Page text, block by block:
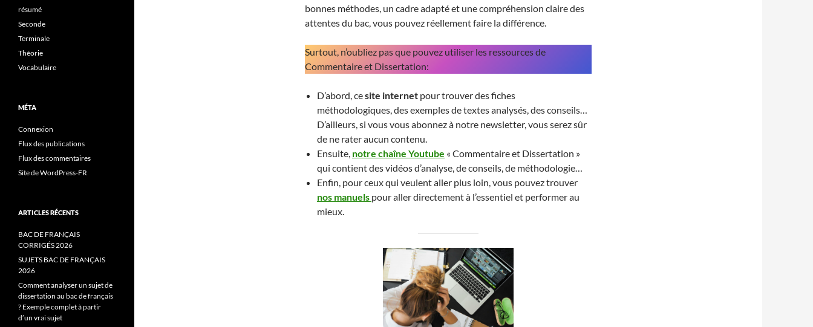
bonnes méthodes, un cadre adapté et une compréhension claire des
attentes du bac, vous pouvez réellement faire la différence.
Surtout, n’oubliez pas que pouvez utiliser les ressources de
Commentaire et Dissertation:
D’abord, cesite internet pour trouver des fiches
méthodologiques, des exemples de textes analysés, des conseils…
D’ailleurs, si vous vous abonnez à notre newsletter, vous serez sûr
de ne rater aucun contenu.
Ensuite, notre chaîne Youtube « Commentaire et Dissertation »
qui contient des vidéos d’analyse, de conseils, de méthodologie…
Enfin, pour ceux qui veulent aller plus loin, vous pouvez trouver
nos manuels pour aller directement à l’essentiel et performer au
mieux.
résumé
Seconde
Terminale
Théorie
Vocabulaire
MÉTA
Connexion
Flux des publications
Flux des commentaires
Site de WordPress-FR
ARTICLES RÉCENTS
BAC DE FRANÇAIS
CORRIGÉS 2026
SUJETS BAC DE FRANÇAIS
2026
Comment analyser un sujet de
dissertation au bac de français
? Exemple complet à partir
d’un vrai sujet